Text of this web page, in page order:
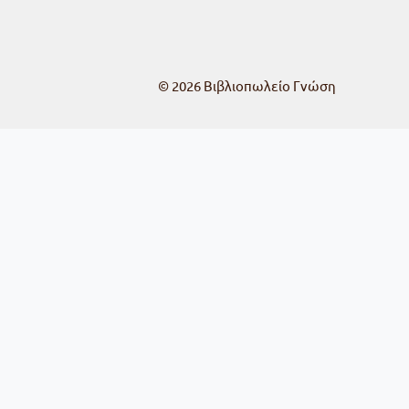
© 2026 Βιβλιοπωλείο Γνώση